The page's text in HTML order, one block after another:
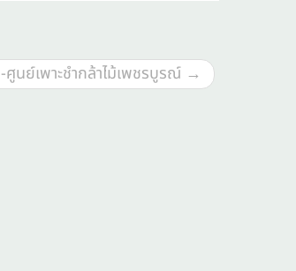
ย์เพาะชำกล้าไม้เพชรบูรณ์ →